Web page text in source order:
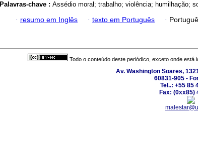
Palavras-chave : Assédio moral; trabalho; violência; humilhação;
· resumo em Inglês · texto em Português ·
Todo o conteúdo deste periódico, exceto onde está
Av. Washington Soares,
60831-905 -
Tel..: +55 85
Fax: (0xx85)